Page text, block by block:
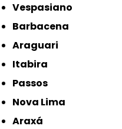
Vespasiano
Barbacena
Araguari
Itabira
Passos
Nova Lima
Araxá